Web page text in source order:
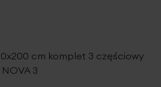
cm komplet 3 częściowy
3